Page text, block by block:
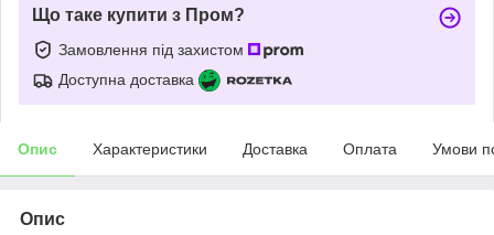
Що таке купити з Пром?
Замовлення під захистом
Доступна доставка
Опис Характеристики Доставка Оплата Умови
Опис